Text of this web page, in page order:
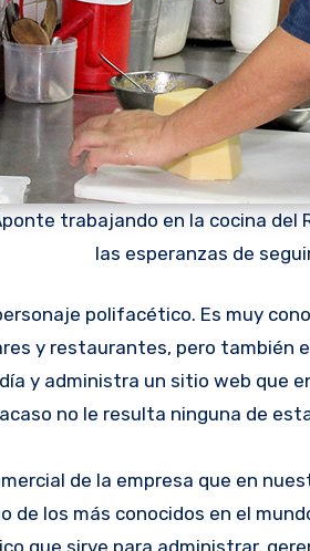
trabajando en la cocina del
las esperanzas de
y restaurantes, pero también
y administra un sitio web que
no le resulta ninguna de
de la empresa que en
de los más conocidos en el